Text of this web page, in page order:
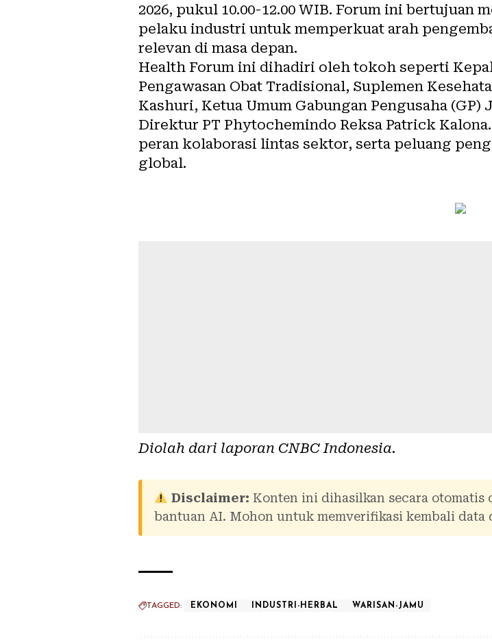
2026, pukul 10.00-12.00 WIB. Forum ini bertujuan
pelaku industri untuk memperkuat arah
relevan di masa depan.
Health Forum ini dihadiri oleh tokoh seperti
Pengawasan Obat Tradisional, Suplemen
Kashuri, Ketua Umum Gabungan Pengusaha (GP)
Direktur PT Phytochemindo Reksa Patrick
peran kolaborasi lintas sektor, serta peluang
global.
Diolah dari laporan CNBC Indonesia.
Disclaimer: Konten ini dihasilkan secara otomatis
bantuan AI. Mohon untuk memverifikasi kembali
TAGGED: EKONOMI INDUSTRI-HERBAL WARISAN-JAMU